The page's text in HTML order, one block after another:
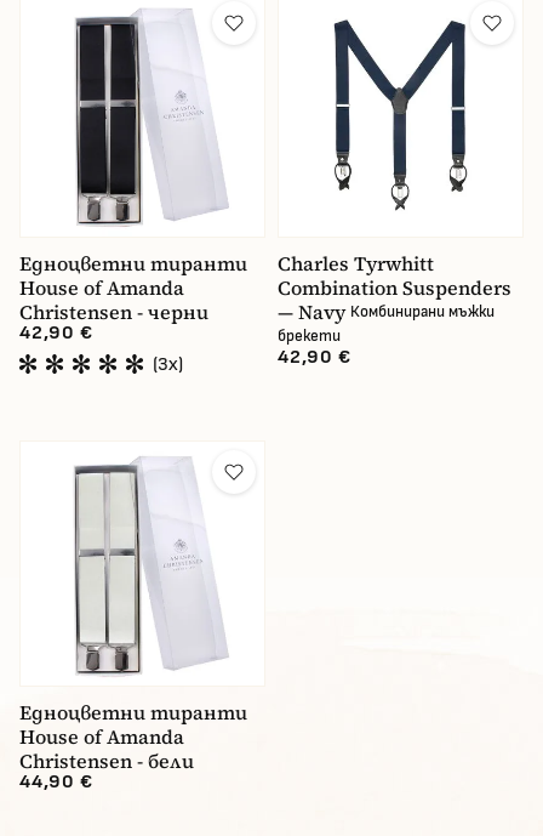
Едноцветни тиранти
House of Amanda
Christensen - черни
42,90 €
(3x)
Charles Tyrwhitt
Combination Suspenders
— Navy Комбинирани мъжки
брекети
42,90 €
Едноцветни тиранти
House of Amanda
Christensen - бели
44,90 €